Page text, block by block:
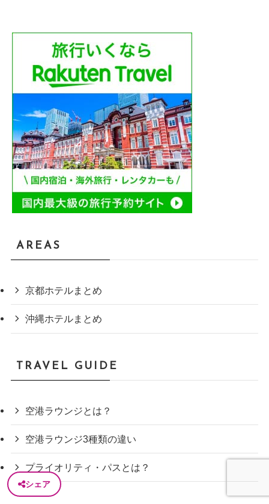
シェア
AREAS
京都ホテルまとめ
沖縄ホテルまとめ
TRAVEL GUIDE
空港ラウンジとは？
空港ラウンジ3種類の違い
プライオリティ・パスとは？